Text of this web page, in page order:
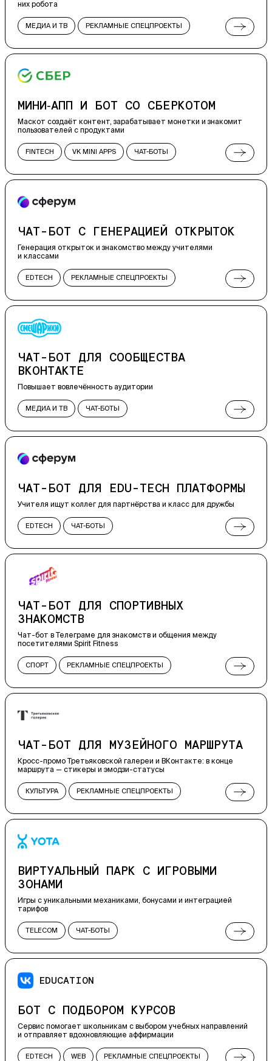
них робота
МЕДИА И ТВ РЕКЛАМНЫЕ СПЕЦПРОЕКТЫ
МИНИ‑АПП И БОТ СО СБЕРКОТОМ
Маскот создаёт контент, зарабатывает монетки и знакомит
пользователей с продуктами
FINTECH VK MINI APPS ЧАТ-БОТЫ
ЧАТ-БОТ С ГЕНЕРАЦИЕЙ ОТКРЫТОК
Генерация открыток и знакомство между учителями
и классами
EDTECH РЕКЛАМНЫЕ СПЕЦПРОЕКТЫ
ЧАТ-БОТ ДЛЯ СООБЩЕСТВА
ВКОНТАКТЕ
Повышает вовлечённость аудитории
МЕДИА И ТВ ЧАТ-БОТЫ
ЧАТ-БОТ ДЛЯ EDU-TECH ПЛАТФОРМЫ
Учителя ищут коллег для партнёрства и класс для дружбы
EDTECH ЧАТ-БОТЫ
ЧАТ-БОТ ДЛЯ СПОРТИВНЫХ
ЗНАКОМСТВ
Чат-бот в Телеграме для знакомств и общения между
посетителями Spirit Fitness
СПОРТ РЕКЛАМНЫЕ СПЕЦПРОЕКТЫ
ЧАТ-БОТ ДЛЯ МУЗЕЙНОГО МАРШРУТА
Кросс-промо Третьяковской галереи и ВКонтакте: в конце
маршрута — стикеры и эмодзи-статусы
КУЛЬТУРА РЕКЛАМНЫЕ СПЕЦПРОЕКТЫ
ВИРТУАЛЬНЫЙ ПАРК С ИГРОВЫМИ
ЗОНАМИ
Игры с уникальными механиками, бонусами и интеграцией
тарифов
TELECOM ЧАТ-БОТЫ
EDUCATION
БОТ С ПОДБОРОМ КУРСОВ
Сервис помогает школьникам с выбором учебных направлений
и отправляет вдохновляющие аффирмации
EDTECH WEB РЕКЛАМНЫЕ СПЕЦПРОЕКТЫ